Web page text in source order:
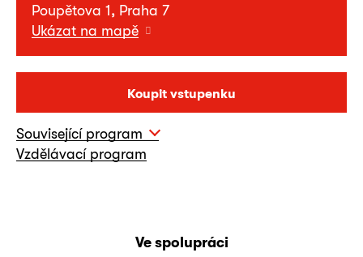
Poupětova 1, Praha 7
Ukázat na mapě
Koupit vstupenku
Související program
Vzdělávací program
Ve spolupráci